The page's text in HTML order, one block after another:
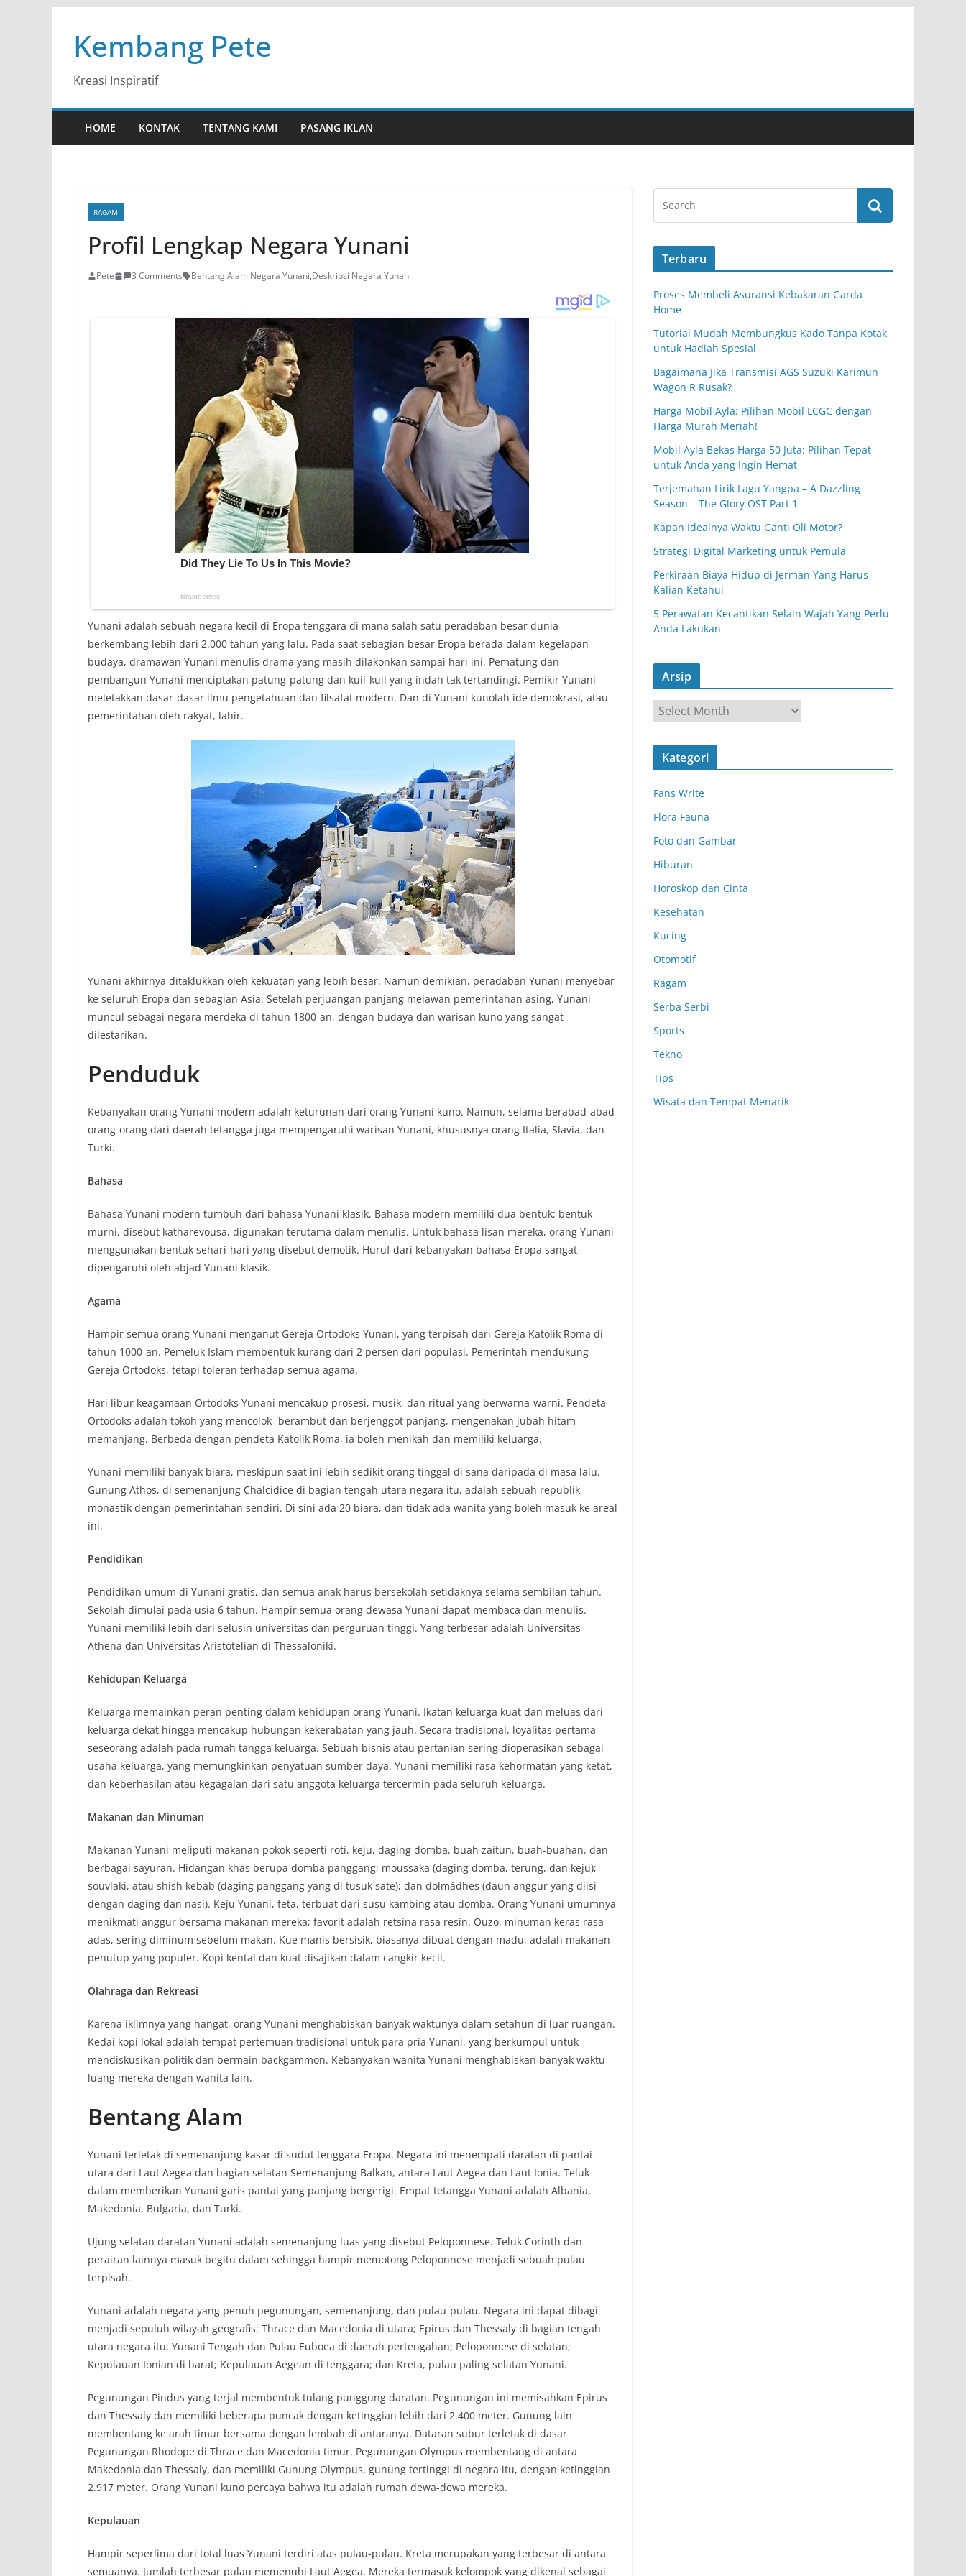
contentKembang Pete
Kreasi Inspiratif
HOME KONTAK TENTANG KAMI PASANG IKLAN
RAGAM
Profil Lengkap Negara Yunani
Pete 3 Comments Bentang Alam Negara Yunani,Deskripsi Negara Yunani
Yunani adalah sebuah negara kecil di Eropa tenggara di mana salah satu peradaban besar dunia
berkembang lebih dari 2.000 tahun yang lalu. Pada saat sebagian besar Eropa berada dalam kegelapan
budaya, dramawan Yunani menulis drama yang masih dilakonkan sampai hari ini. Pematung dan
pembangun Yunani menciptakan patung-patung dan kuil-kuil yang indah tak tertandingi. Pemikir Yunani
meletakkan dasar-dasar ilmu pengetahuan dan filsafat modern. Dan di Yunani kunolah ide demokrasi, atau
pemerintahan oleh rakyat, lahir.
Yunani akhirnya ditaklukkan oleh kekuatan yang lebih besar. Namun demikian, peradaban Yunani menyebar
ke seluruh Eropa dan sebagian Asia. Setelah perjuangan panjang melawan pemerintahan asing, Yunani
muncul sebagai negara merdeka di tahun 1800-an, dengan budaya dan warisan kuno yang sangat
dilestarikan.
Penduduk
Kebanyakan orang Yunani modern adalah keturunan dari orang Yunani kuno. Namun, selama berabad-abad
orang-orang dari daerah tetangga juga mempengaruhi warisan Yunani, khususnya orang Italia, Slavia, dan
Turki.
Bahasa
Bahasa Yunani modern tumbuh dari bahasa Yunani klasik. Bahasa modern memiliki dua bentuk: bentuk
murni, disebut katharevousa, digunakan terutama dalam menulis. Untuk bahasa lisan mereka, orang Yunani
menggunakan bentuk sehari-hari yang disebut demotik. Huruf dari kebanyakan bahasa Eropa sangat
dipengaruhi oleh abjad Yunani klasik.
Agama
Hampir semua orang Yunani menganut Gereja Ortodoks Yunani, yang terpisah dari Gereja Katolik Roma di
tahun 1000-an. Pemeluk Islam membentuk kurang dari 2 persen dari populasi. Pemerintah mendukung
Gereja Ortodoks, tetapi toleran terhadap semua agama.
Hari libur keagamaan Ortodoks Yunani mencakup prosesi, musik, dan ritual yang berwarna-warni. Pendeta
Ortodoks adalah tokoh yang mencolok -berambut dan berjenggot panjang, mengenakan jubah hitam
memanjang. Berbeda dengan pendeta Katolik Roma, ia boleh menikah dan memiliki keluarga.
Yunani memiliki banyak biara, meskipun saat ini lebih sedikit orang tinggal di sana daripada di masa lalu.
Gunung Athos, di semenanjung Chalcidice di bagian tengah utara negara itu, adalah sebuah republik
monastik dengan pemerintahan sendiri. Di sini ada 20 biara, dan tidak ada wanita yang boleh masuk ke areal
ini.
Pendidikan
Pendidikan umum di Yunani gratis, dan semua anak harus bersekolah setidaknya selama sembilan tahun.
Sekolah dimulai pada usia 6 tahun. Hampir semua orang dewasa Yunani dapat membaca dan menulis.
Yunani memiliki lebih dari selusin universitas dan perguruan tinggi. Yang terbesar adalah Universitas
Athena dan Universitas Aristotelian di Thessaloníki.
Kehidupan Keluarga
Keluarga memainkan peran penting dalam kehidupan orang Yunani. Ikatan keluarga kuat dan meluas dari
keluarga dekat hingga mencakup hubungan kekerabatan yang jauh. Secara tradisional, loyalitas pertama
seseorang adalah pada rumah tangga keluarga. Sebuah bisnis atau pertanian sering dioperasikan sebagai
usaha keluarga, yang memungkinkan penyatuan sumber daya. Yunani memiliki rasa kehormatan yang ketat,
dan keberhasilan atau kegagalan dari satu anggota keluarga tercermin pada seluruh keluarga.
Makanan dan Minuman
Makanan Yunani meliputi makanan pokok seperti roti, keju, daging domba, buah zaitun, buah-buahan, dan
berbagai sayuran. Hidangan khas berupa domba panggang; moussaka (daging domba, terung, dan keju);
souvlaki, atau shish kebab (daging panggang yang di tusuk sate); dan dolmádhes (daun anggur yang diisi
dengan daging dan nasi). Keju Yunani, feta, terbuat dari susu kambing atau domba. Orang Yunani umumnya
menikmati anggur bersama makanan mereka; favorit adalah retsina rasa resin. Ouzo, minuman keras rasa
adas, sering diminum sebelum makan. Kue manis bersisik, biasanya dibuat dengan madu, adalah makanan
penutup yang populer. Kopi kental dan kuat disajikan dalam cangkir kecil.
Olahraga dan Rekreasi
Karena iklimnya yang hangat, orang Yunani menghabiskan banyak waktunya dalam setahun di luar ruangan.
Kedai kopi lokal adalah tempat pertemuan tradisional untuk para pria Yunani, yang berkumpul untuk
mendiskusikan politik dan bermain backgammon. Kebanyakan wanita Yunani menghabiskan banyak waktu
luang mereka dengan wanita lain.
Bentang Alam
Yunani terletak di semenanjung kasar di sudut tenggara Eropa. Negara ini menempati daratan di pantai
utara dari Laut Aegea dan bagian selatan Semenanjung Balkan, antara Laut Aegea dan Laut Ionia. Teluk
dalam memberikan Yunani garis pantai yang panjang bergerigi. Empat tetangga Yunani adalah Albania,
Makedonia, Bulgaria, dan Turki.
Ujung selatan daratan Yunani adalah semenanjung luas yang disebut Peloponnese. Teluk Corinth dan
perairan lainnya masuk begitu dalam sehingga hampir memotong Peloponnese menjadi sebuah pulau
terpisah.
Yunani adalah negara yang penuh pegunungan, semenanjung, dan pulau-pulau. Negara ini dapat dibagi
menjadi sepuluh wilayah geografis: Thrace dan Macedonia di utara; Epirus dan Thessaly di bagian tengah
utara negara itu; Yunani Tengah dan Pulau Euboea di daerah pertengahan; Peloponnese di selatan;
Kepulauan Ionian di barat; Kepulauan Aegean di tenggara; dan Kreta, pulau paling selatan Yunani.
Pegunungan Pindus yang terjal membentuk tulang punggung daratan. Pegunungan ini memisahkan Epirus
dan Thessaly dan memiliki beberapa puncak dengan ketinggian lebih dari 2.400 meter. Gunung lain
membentang ke arah timur bersama dengan lembah di antaranya. Dataran subur terletak di dasar
Pegunungan Rhodope di Thrace dan Macedonia timur. Pegunungan Olympus membentang di antara
Makedonia dan Thessaly, dan memiliki Gunung Olympus, gunung tertinggi di negara itu, dengan ketinggian
2.917 meter. Orang Yunani kuno percaya bahwa itu adalah rumah dewa-dewa mereka.
Kepulauan
Hampir seperlima dari total luas Yunani terdiri atas pulau-pulau. Kreta merupakan yang terbesar di antara
semuanya. Jumlah terbesar pulau memenuhi Laut Aegea. Mereka termasuk kelompok yang dikenal sebagai
Terbaru
Proses Membeli Asuransi Kebakaran Garda
Home
Tutorial Mudah Membungkus Kado Tanpa Kotak
untuk Hadiah Spesial
Bagaimana Jika Transmisi AGS Suzuki Karimun
Wagon R Rusak?
Harga Mobil Ayla: Pilihan Mobil LCGC dengan
Harga Murah Meriah!
Mobil Ayla Bekas Harga 50 Juta: Pilihan Tepat
untuk Anda yang Ingin Hemat
Terjemahan Lirik Lagu Yangpa – A Dazzling
Season – The Glory OST Part 1
Kapan Idealnya Waktu Ganti Oli Motor?
Strategi Digital Marketing untuk Pemula
Perkiraan Biaya Hidup di Jerman Yang Harus
Kalian Ketahui
5 Perawatan Kecantikan Selain Wajah Yang Perlu
Anda Lakukan
Arsip
r
s
Kategori
Fans Write
Flora Fauna
Foto dan Gambar
Hiburan
Horoskop dan Cinta
Kesehatan
Kucing
Otomotif
Ragam
Serba Serbi
Sports
Tekno
Tips
Wisata dan Tempat Menarik